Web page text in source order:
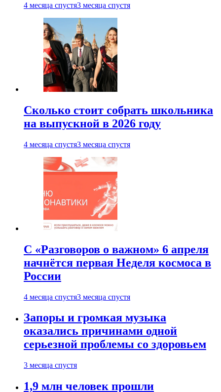
4 месяца спустя3 месяца спустя
Сколько стоит собрать школьника
на выпускной в 2026 году
4 месяца спустя3 месяца спустя
С «Разговоров о важном» 6 апреля
начнётся первая Неделя космоса в
России
4 месяца спустя3 месяца спустя
Запоры и громкая музыка
оказались причинами одной
серьезной проблемы со здоровьем
3 месяца спустя
1,9 млн человек прошли